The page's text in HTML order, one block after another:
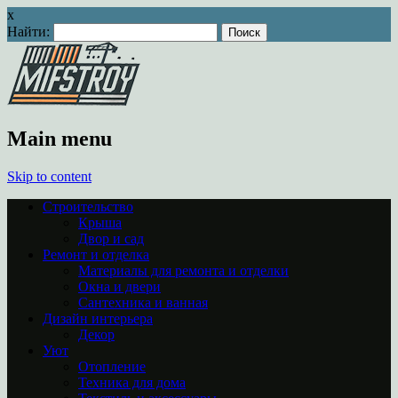
x
Найти:
Main menu
Skip to content
Строительство
Крыша
Двор и сад
Ремонт и отделка
Материалы для ремонта и отделки
Окна и двери
Сантехника и ванная
Дизайн интерьера
Декор
Уют
Отопление
Техника для дома